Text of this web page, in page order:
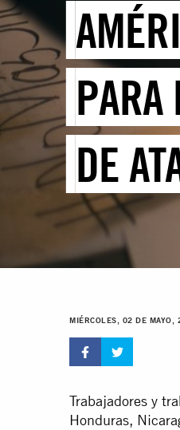
PARA
DE
MIÉRCOLES, 02 DE MAYO,
Trabajadores y
Honduras,